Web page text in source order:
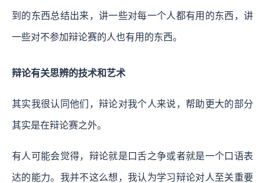
到的东西总结出来，讲一些对每一个人都有用的东西，讲
一些对不参加辩论赛的人也有用的东西。
辩论有关思辨的技术和艺术
其实我很认同他们，辩论对我个人来说，帮助更大的部分
其实是在辩论赛之外。
有人可能会觉得，辩论就是口舌之争或者就是一个口语表
达的能力。我并不这么想，我认为学习辩论对人至关重要